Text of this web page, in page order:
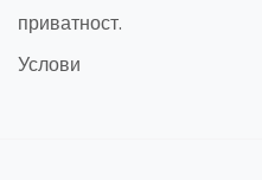
приватност.
Услови